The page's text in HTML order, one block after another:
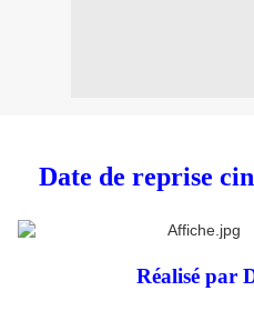
Date de reprise
Réalisé par